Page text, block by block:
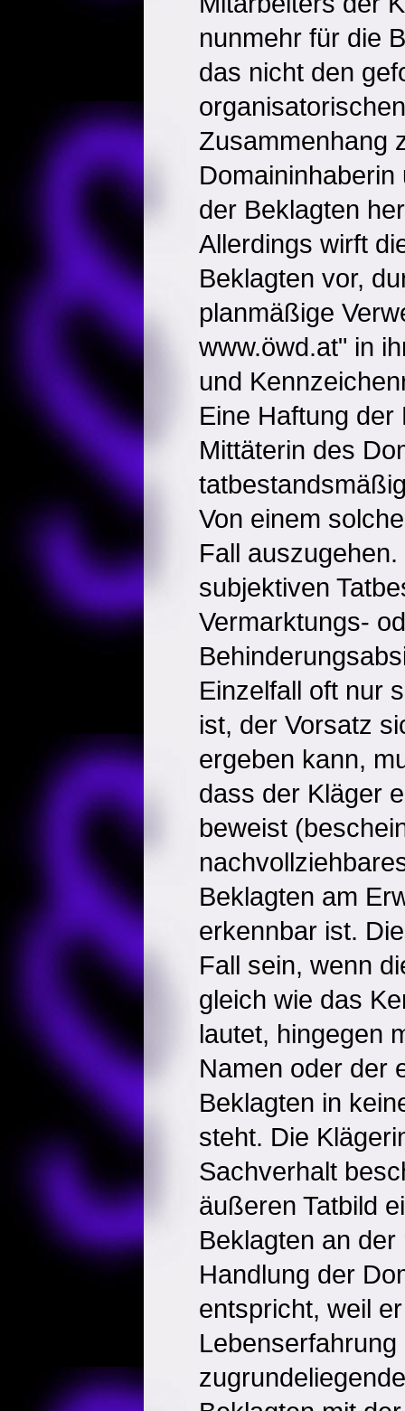
nunmehr für die
das nicht den
Zusammenhang
der Beklagten
Allerdings wirft
Beklagten vor,
planmäßige
www.öwd.at" in
und
Eine Haftung der
Mittäterin des
Von einem
Fall
subjektiven
Vermarktungs-
Einzelfall oft nur
ist, der Vorsatz
ergeben kann,
dass der Kläger
beweist
Beklagten am
erkennbar ist.
Fall sein, wenn
gleich wie das
lautet, hingegen
Namen oder der
Beklagten in
steht. Die
Sachverhalt
äußeren Tatbild
Beklagten an
Handlung der
entspricht, weil